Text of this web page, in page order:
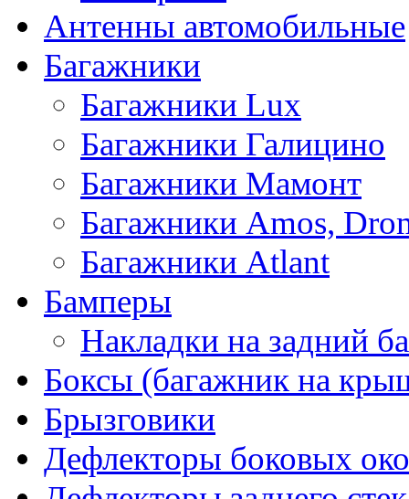
Антенны автомобильные
Багажники
Багажники Lux
Багажники Галицино
Багажники Мамонт
Багажники Amos,
Багажники Atlant
Бамперы
Накладки на задний
Боксы (багажник на
Брызговики
Дефлекторы боковых